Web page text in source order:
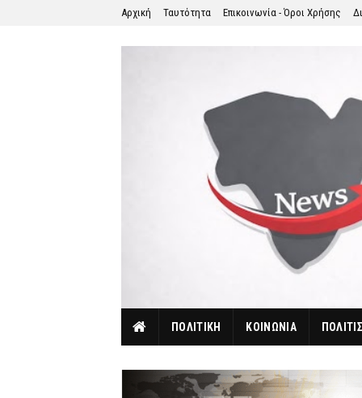
Αρχική Ταυτότητα Επικοινωνία - Όροι Χρήσης
ΠΟΛΙΤΙΚΗ ΚΟΙΝΩΝΙΑ